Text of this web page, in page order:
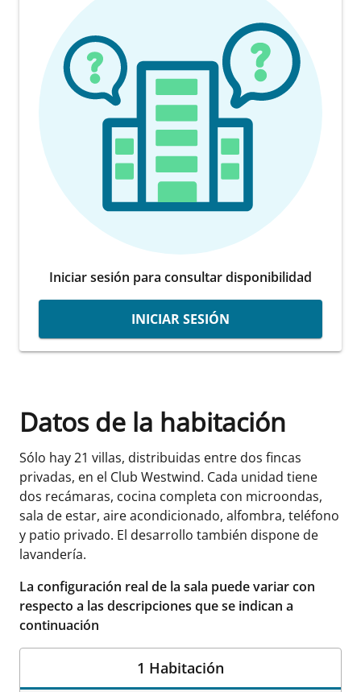
Iniciar sesión para consultar disponibilidad
INICIAR SESIÓN
Datos de la habitación
Sólo hay 21 villas, distribuidas entre dos fincas
privadas, en el Club Westwind. Cada unidad tiene
dos recámaras, cocina completa con microondas,
sala de estar, aire acondicionado, alfombra, teléfono
y patio privado. El desarrollo también dispone de
lavandería.
La configuración real de la sala puede variar con
respecto a las descripciones que se indican a
continuación
1 Habitación